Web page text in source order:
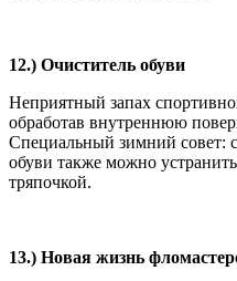
12.) Очиститель обуви
Неприятный запах
обработав внутреннюю
Специальный зимний совет:
обуви также можно
тряпочкой.
13.) Новая жизнь